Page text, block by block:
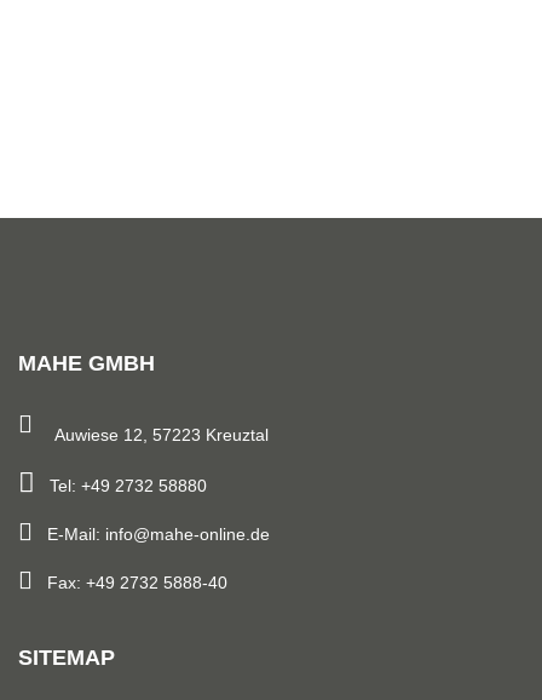
MAHE GMBH
Auwiese 12, 57223 Kreuztal
Tel: +49 2732 58880
E-Mail: info@mahe-online.de
Fax: +49 2732 5888-40
SITEMAP